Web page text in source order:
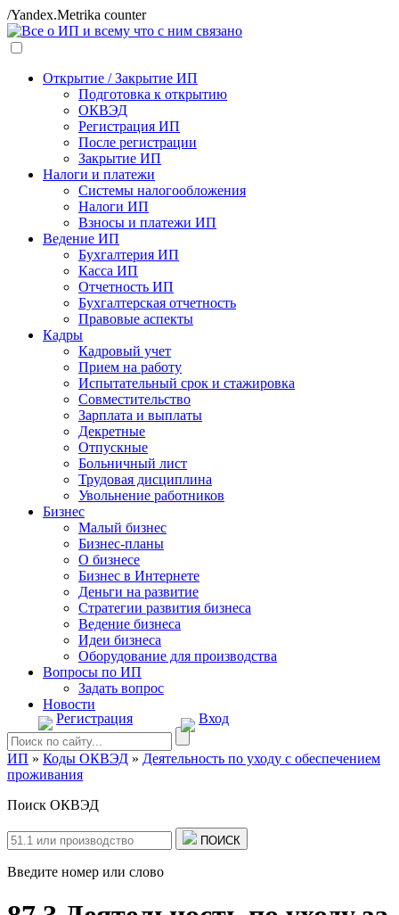
/Yandex.Metrika counter
Открытие / Закрытие ИП
Подготовка к открытию
ОКВЭД
Регистрация ИП
После регистрации
Закрытие ИП
Налоги и платежи
Системы налогообложения
Налоги ИП
Взносы и платежи ИП
Ведение ИП
Бухгалтерия ИП
Касса ИП
Отчетность ИП
Бухгалтерская отчетность
Правовые аспекты
Кадры
Кадровый учет
Прием на работу
Испытательный срок и стажировка
Совместительство
Зарплата и выплаты
Декретные
Отпускные
Больничный лист
Трудовая дисциплина
Увольнение работников
Бизнес
Малый бизнес
Бизнес-планы
О бизнесе
Бизнес в Интернете
Деньги на развитие
Стратегии развития бизнеса
Ведение бизнеса
Идеи бизнеса
Оборудование для производства
Вопросы по ИП
Задать вопрос
Новости
Регистрация
Вход
ИП » Коды ОКВЭД » Деятельность по уходу с обеспечением
проживания
Поиск ОКВЭД
ПОИСК
Введите номер или слово